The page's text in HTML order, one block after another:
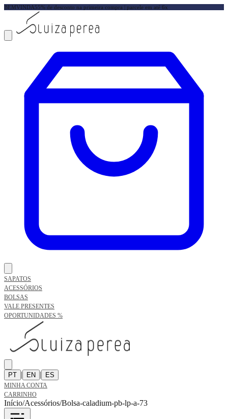
BEMVINDA55% de desconto na primeira compra | parcele em até 6x
SAPATOS
ACESSÓRIOS
BOLSAS
VALE PRESENTES
OPORTUNIDADES %
PT | EN | ES
MINHA CONTA
CARRINHO
Início/Acessórios/Bolsa-caladium-pb-lp-a-73